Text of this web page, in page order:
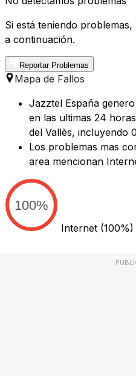
Si está teniendo
a continuación.
Reportar Problemas
Mapa de Fallos
Jazztel España
en las ultimas 24
del Vallès, incluyendo
Los problemas mas
area mencionan
100%
Internet (100%)